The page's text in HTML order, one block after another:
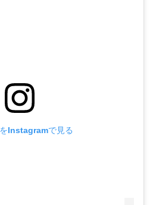
Instagramで見る